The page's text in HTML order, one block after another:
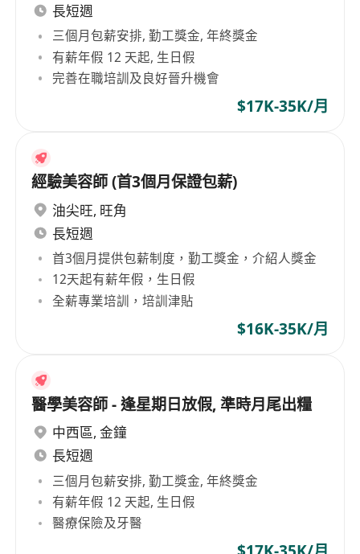
長短週
三個月包薪安排, 勤工獎金, 年終獎金
有薪年假 12 天起, 生日假
完善在職培訓及良好晉升機會
$17K-35K/月
經驗美容師 (首3個月保證包薪)
油尖旺, 旺角
長短週
首3個月提供包薪制度，勤工獎金，介紹人獎金
12天起有薪年假，生日假
全薪專業培訓，培訓津貼
$16K-35K/月
醫學美容師 - 逢星期日放假, 準時月尾出糧
中西區, 金鐘
長短週
三個月包薪安排, 勤工獎金, 年終獎金
有薪年假 12 天起, 生日假
醫療保險及牙醫